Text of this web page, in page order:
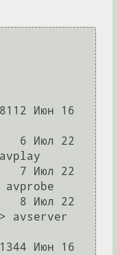
Июн 16
6 Июл 22
7 Июл 22
8 Июл 22
avserver
Июн 16